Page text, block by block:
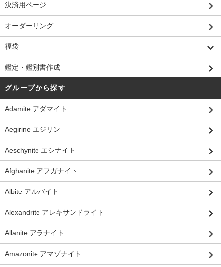
決済用ページ
オーダーリング
福袋
鑑定・鑑別書作成
グループから探す
Adamite アダマイト
Aegirine エジリン
Aeschynite エシナイト
Afghanite アフガナイト
Albite アルバイト
Alexandrite アレキサンドライト
Allanite アラナイト
Amazonite アマゾナイト